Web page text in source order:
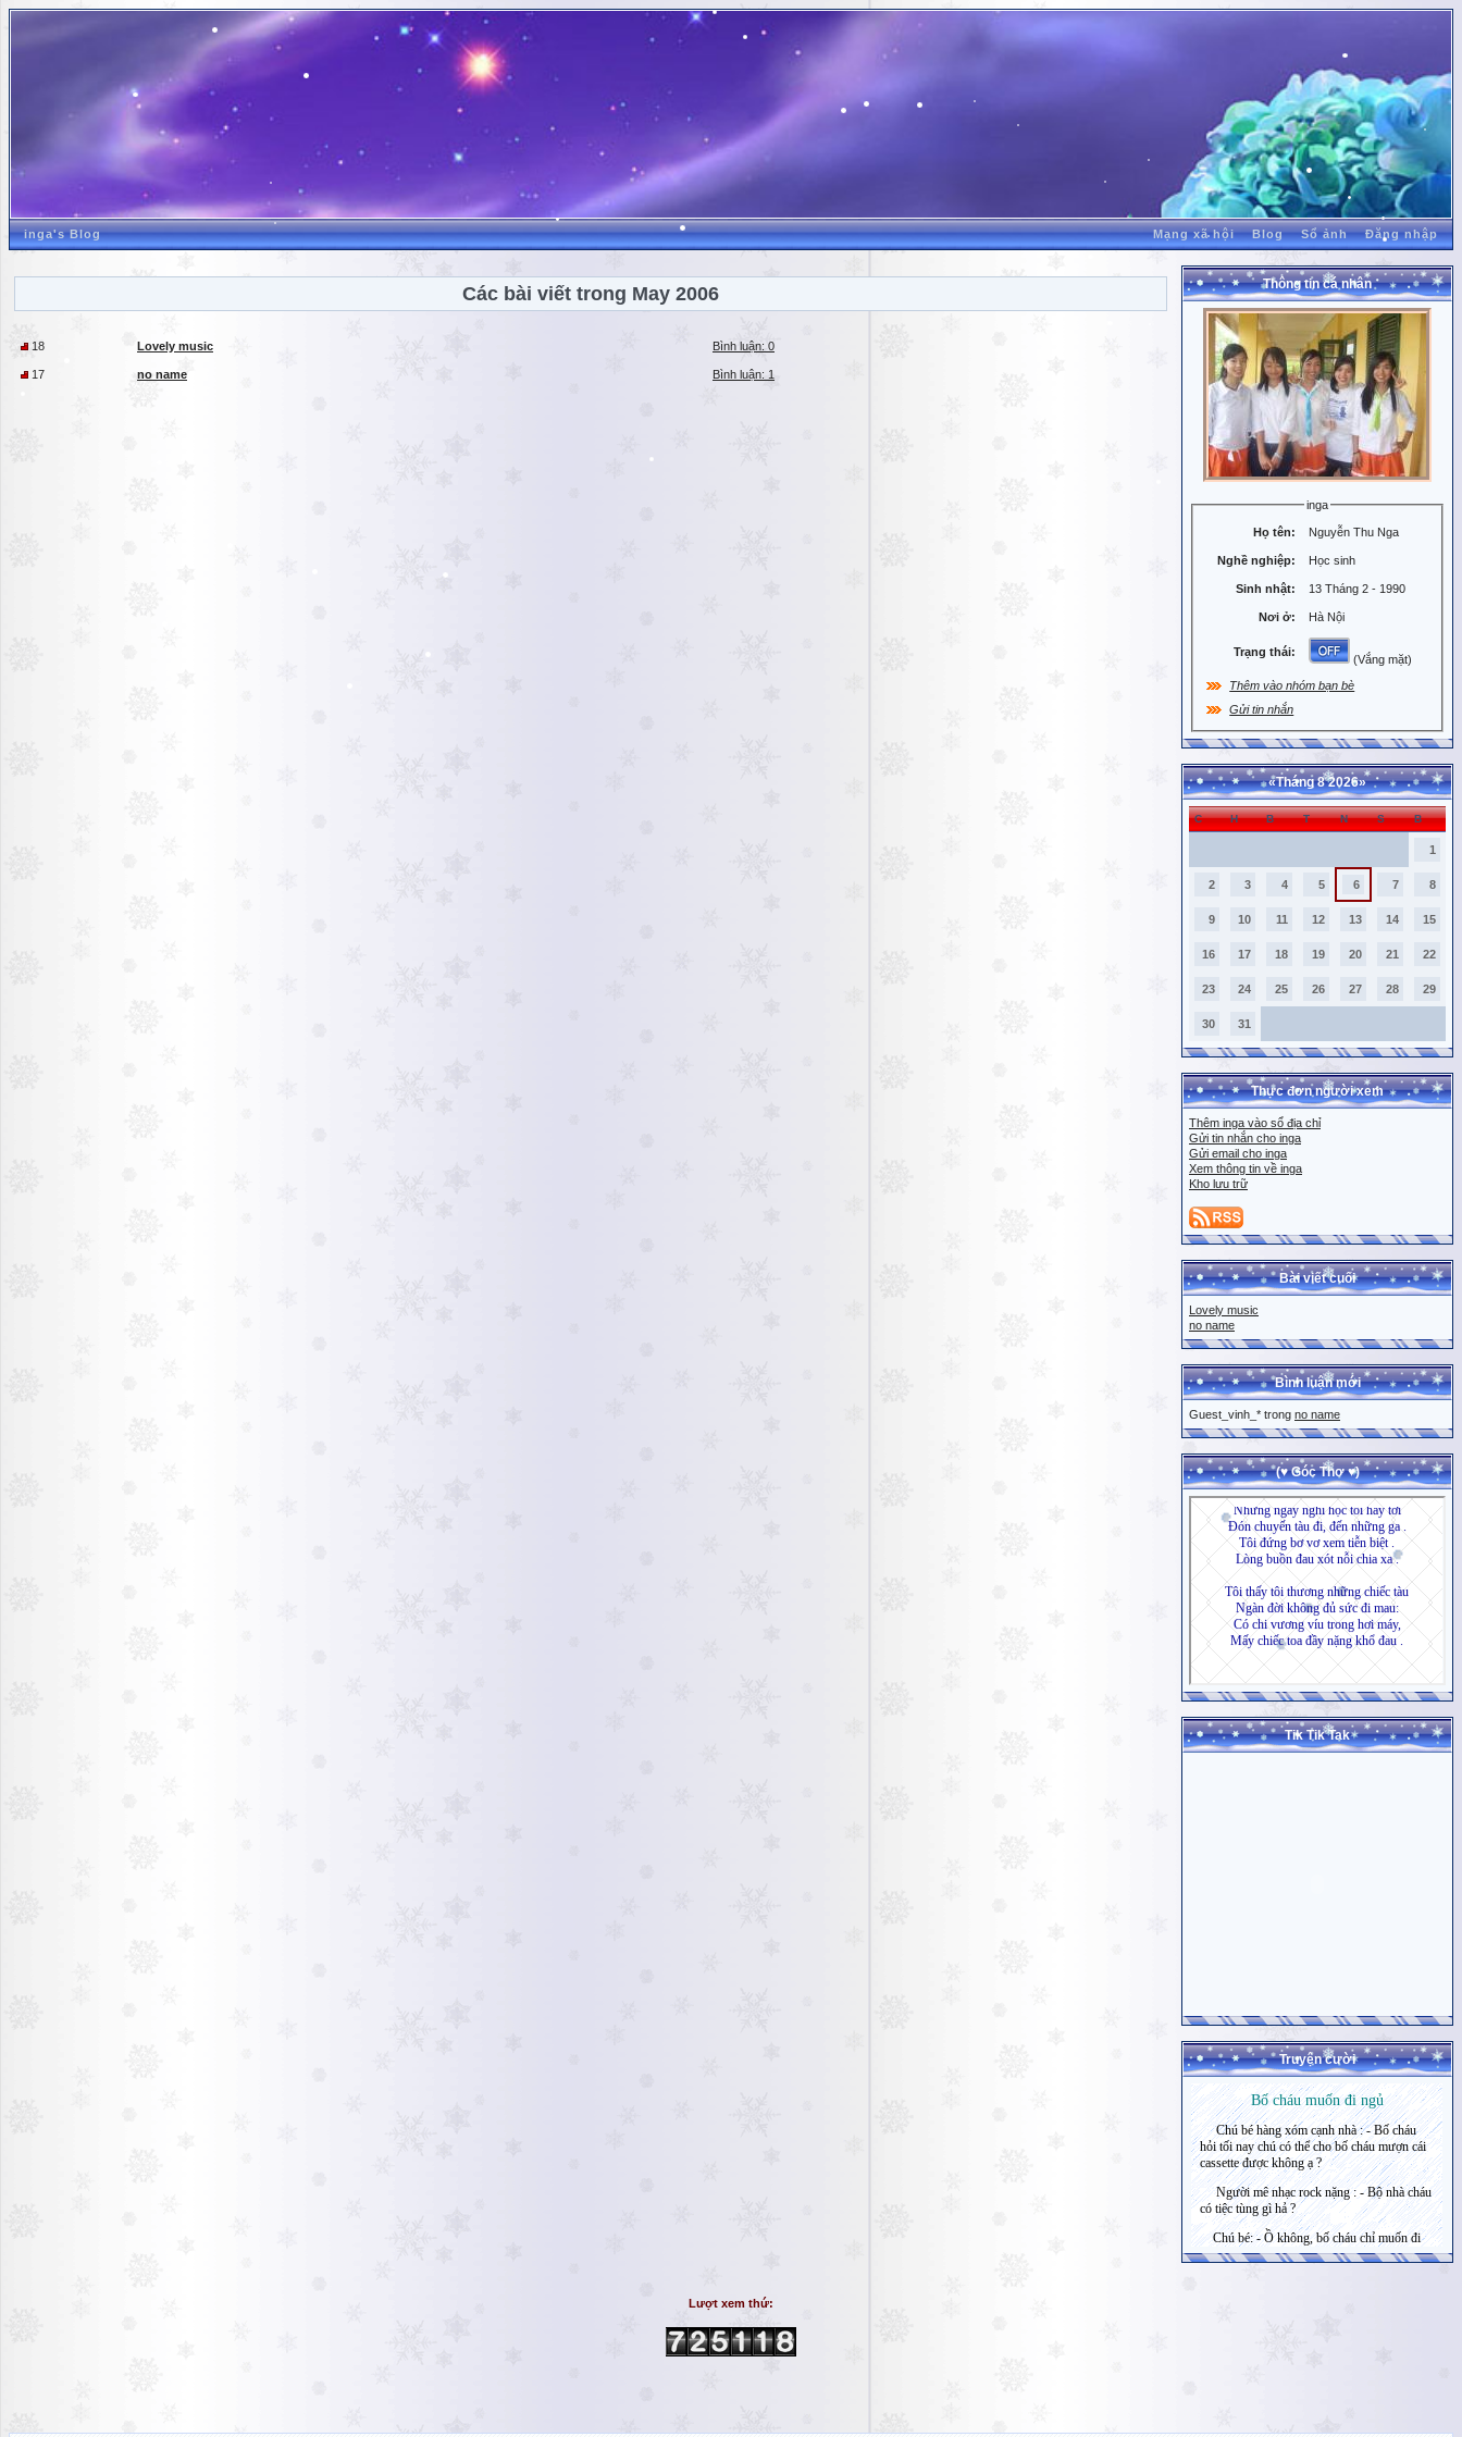
inga's Blog Mạng xã hội Blog Sổ ảnh Đăng nhập
Các bài viết trong May 2006
18 Lovely music Bình luận: 0
17 no name Bình luận: 1
Thông tin cá nhân
inga
Họ tên: Nguyễn Thu Nga
Nghề nghiệp: Học sinh
Sinh nhật: 13 Tháng 2 - 1990
Nơi ở: Hà Nội
Trạng thái:
(Vắng mặt)
Thêm vào nhóm bạn bè
Gửi tin nhắn
«Tháng 8 2026»
C H B T N S B
1
2 3 4 5 6 7 8
9 10 11 12 13 14 15
16 17 18 19 20 21 22
23 24 25 26 27 28 29
30 31
Thực đơn người xem
Thêm inga vào sổ địa chỉ
Gửi tin nhắn cho inga
Gửi email cho inga
Xem thông tin về inga
Kho lưu trữ
Bài viết cuối
Lovely music
no name
Bình luận mới
Guest_vinh_* trong no name
(♥ Góc Thơ ♥)
Tik Tik Tak
Truyện cười
Lượt xem thứ: